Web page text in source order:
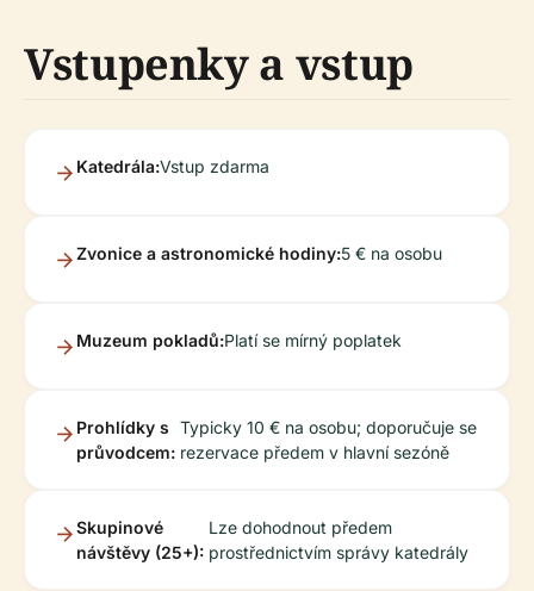
Vstupenky a vstup
Katedrála:Vstup zdarma
Zvonice a astronomické hodiny:5 € na osobu
Muzeum pokladů:Platí se mírný poplatek
Prohlídky s
průvodcem:
Typicky 10 € na osobu; doporučuje se
rezervace předem v hlavní sezóně
Skupinové
návštěvy (25+):
Lze dohodnout předem
prostřednictvím správy katedrály